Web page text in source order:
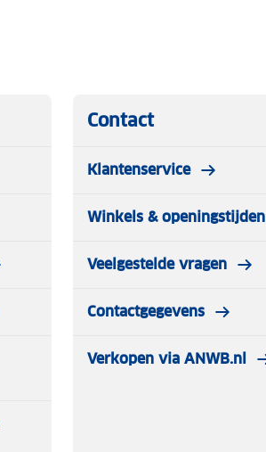
Contact
Klantenservice
Winkels & openingstijden
Veelgestelde vragen
Contactgegevens
Verkopen via ANWB.nl